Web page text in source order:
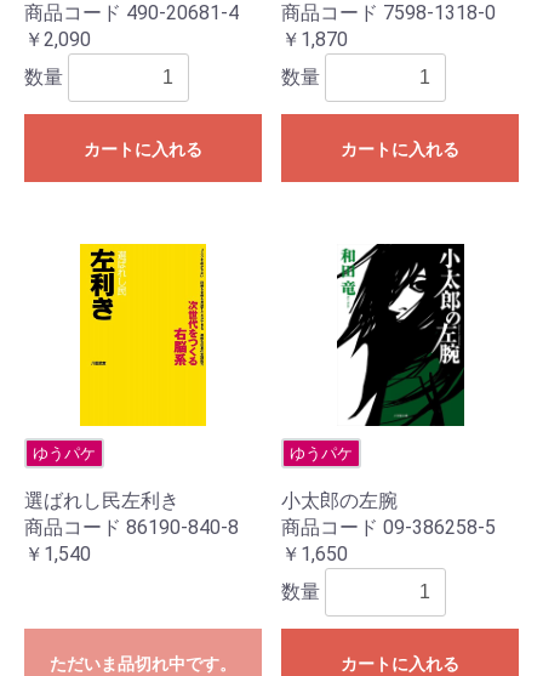
商品コード 490-20681-4
￥2,090
数量
カートに入れる
商品コード 7598-1318-0
￥1,870
数量
カートに入れる
ゆうパケ
選ばれし民左利き
商品コード 86190-840-8
￥1,540
ただいま品切れ中です。
ゆうパケ
小太郎の左腕
商品コード 09-386258-5
￥1,650
数量
カートに入れる